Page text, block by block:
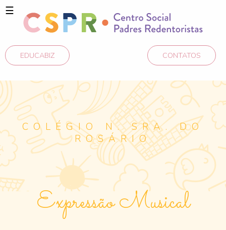
☰
CONTATOS
EDUCABIZ
COLÉGIO N. SRA. DO
ROSÁRIO
Expressão Musical